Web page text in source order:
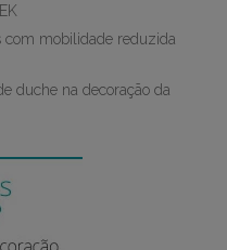
com mobilidade reduzida
duche na decoração da